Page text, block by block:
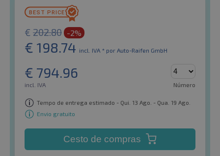
€ 202.80 -2%
€ 198.74 incl. IVA * por Auto-Raifen GmbH
€ 794.96
incl. IVA Número
Tempo de entrega estimado - Qui. 13 Ago. - Qua. 19 Ago.
Envio gratuito
Cesto de compras